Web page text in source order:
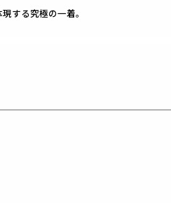
する究極の一着。